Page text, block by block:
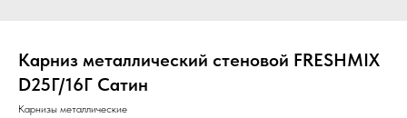
Карниз металлический стеновой FRESHMIX
D25Г/16Г Сатин
Карнизы металлические